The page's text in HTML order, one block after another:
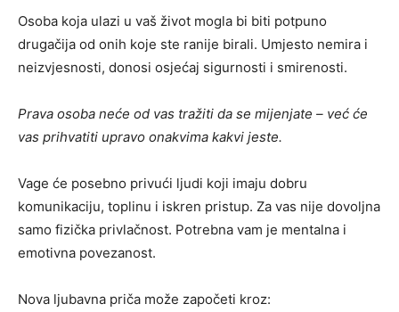
Osoba koja ulazi u vaš život mogla bi biti potpuno
drugačija od onih koje ste ranije birali. Umjesto nemira i
neizvjesnosti, donosi osjećaj sigurnosti i smirenosti.
Prava osoba neće od vas tražiti da se mijenjate – već će
vas prihvatiti upravo onakvima kakvi jeste.
Vage će posebno privući ljudi koji imaju dobru
komunikaciju, toplinu i iskren pristup. Za vas nije dovoljna
samo fizička privlačnost. Potrebna vam je mentalna i
emotivna povezanost.
Nova ljubavna priča može započeti kroz: